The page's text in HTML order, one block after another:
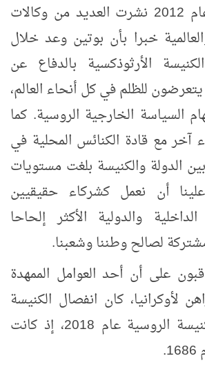
ففي فبراير من عام 2012 نشرت العديد من وكالات
خبرا بأن بوتين وعد خلال
الأرثوذكسية بالدفاع عن
للظلم في كل أنحاء العالم،
السياسة الخارجية الروسية. كما
آخر مع قادة الكنائس المحلية في
بين الدولة والكنيسة بلغت مستويات
أن نعمل كشركاء حقيقيين
والدولية الأكثر إلحاحا
لصالح وطننا وشعبنا.
على أن أحد العوامل الممهدة
لأوكرانيا، كان انفصال الكنيسة
الأوكرانية عن الكنيسة الروسية عام 2018، إذ كانت